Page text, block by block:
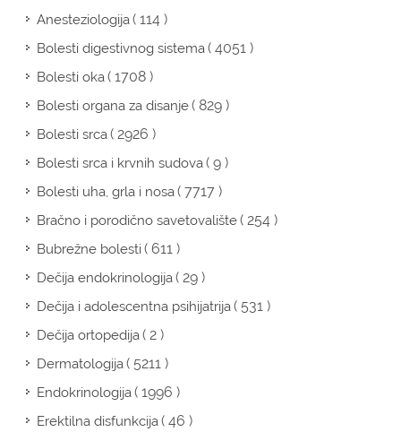
Anesteziologija( 114 )
Bolesti digestivnog sistema( 4051 )
Bolesti oka( 1708 )
Bolesti organa za disanje( 829 )
Bolesti srca( 2926 )
Bolesti srca i krvnih sudova( 9 )
Bolesti uha, grla i nosa( 7717 )
Bračno i porodično savetovalište( 254 )
Bubrežne bolesti( 611 )
Dečija endokrinologija( 29 )
Dečija i adolescentna psihijatrija( 531 )
Dečija ortopedija( 2 )
Dermatologija( 5211 )
Endokrinologija( 1996 )
Erektilna disfunkcija( 46 )